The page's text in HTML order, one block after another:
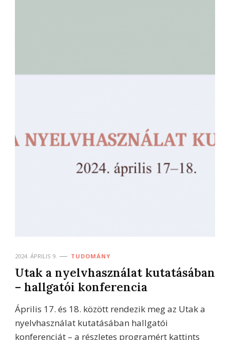
2024. ÁPRILIS 9. TUDOMÁNY
Utak a nyelvhasználat kutatásában
– hallgatói konferencia
Április 17. és 18. között rendezik meg az Utak a
nyelvhasználat kutatásában hallgatói
konferenciát – a részletes programért kattints